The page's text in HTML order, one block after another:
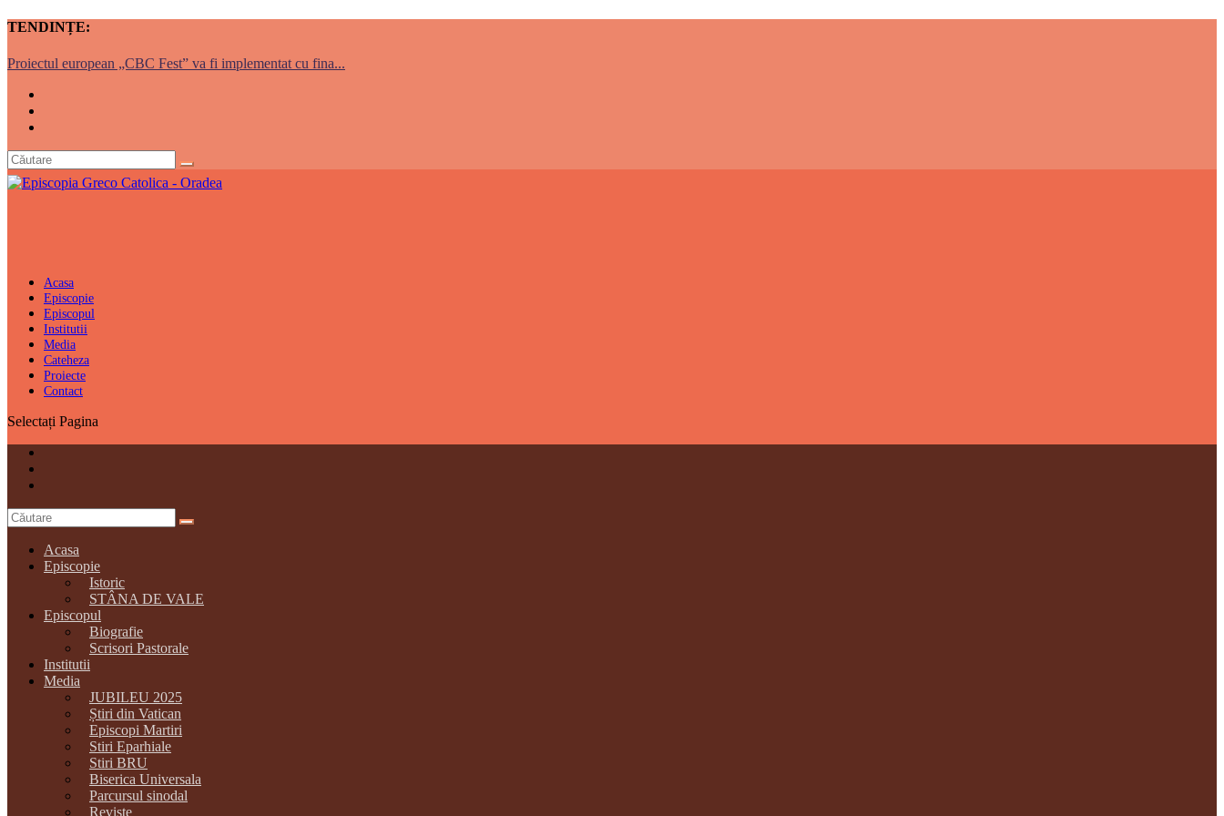
TENDINȚE:
Proiectul european „CBC Fest” va fi implementat cu fina...
Acasa
Episcopie
Episcopul
Institutii
Media
Cateheza
Proiecte
Contact
Selectați Pagina
Acasa
Episcopie
Istoric
STÂNA DE VALE
Episcopul
Biografie
Scrisori Pastorale
Institutii
Media
JUBILEU 2025
Știri din Vatican
Episcopi Martiri
Stiri Eparhiale
Stiri BRU
Biserica Universala
Parcursul sinodal
Reviste